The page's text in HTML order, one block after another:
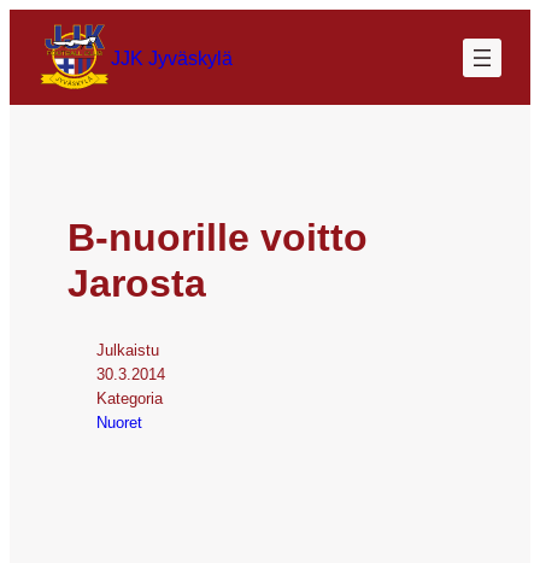
JJK Jyväskylä
B-nuorille voitto
Jarosta
Julkaistu
30.3.2014
Kategoria
Nuoret